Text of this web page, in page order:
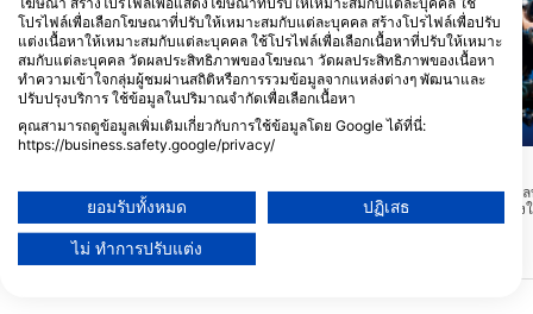
Raggedy Cay(★4.3)
Raggedy Cay เป็นเกาะเล็กๆ ทางตะวันตกสุด
ของ Utila มีก้นเรือแบนอยู่ใต้เรือประมาณ 6
เมตร และเมื่อถึงกำแพงแล้วก็จะค่อยๆ ลดลง
Mares
ทําเลที่ตั้งดีเยี่ยมในการห
พัดมาจากตะวันออกเฉียง
ทางด้านทิศเหนือมีกําแพ
โปรไฟล์เพื่อเลือกโฆษณาที่ปรับให้เหมาะสมกับแต่ละบุคคล สร้างโปรไฟล์เพื่อปรับ
แต่งเนื้อหาให้เหมาะสมกับแต่ละบุคคล ใช้โปรไฟล์เพื่อเลือกเนื้อหาที่ปรับให้เหมาะ
สมกับแต่ละบุคคล วัดผลประสิทธิภาพของโฆษณา วัดผลประสิทธิภาพของเนื้อหา
ทำความเข้าใจกลุ่มผู้ชมผ่านสถิติหรือการรวมข้อมูลจากแหล่งต่างๆ พัฒนาและ
ปรับปรุงบริการ ใช้ข้อมูลในปริมาณจำกัดเพื่อเลือกเนื้อหา
คุณสามารถดูข้อมูลเพิ่มเติมเกี่ยวกับการใช้ข้อมูลโดย Google ได้ที่นี่:
https://business.safety.google/privacy/
ความยินยอมของคุณและนโยบาย cookie มีผลกับเว็บไซต์/แอปนี้เท่านั้น
ดูรายชื่อพันธมิตร (1 ผู้จำหน่าย IAB)
เราใช้ข้อมูลของคุณเพื่อวัตถุประสงค์ดังต่อไปนี้:
ยอมรับทั้งหมด ปฏิเสธ
ไม่ ทำการปรับแต่ง